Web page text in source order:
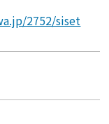
2752/siset